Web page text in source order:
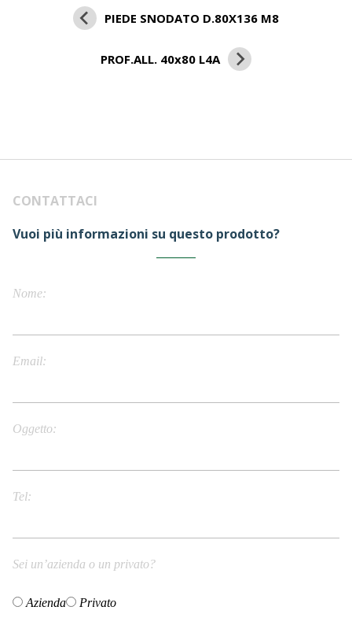
PIEDE SNODATO D.80X136 M8
PROF.ALL. 40x80 L4A
CONTATTACI
Vuoi più informazioni su questo prodotto?
Nome
Email
Oggetto
Tel
Sei un’azienda o un privato?
Azienda Privato